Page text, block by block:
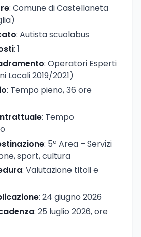
: Comune di Castellaneta
: Autista scuolabus
: 1
: Operatori Esperti
Locali 2019/2021)
: Tempo pieno, 36 ore
: Tempo
: 5ª Area – Servizi
sport, cultura
: Valutazione titoli e
: 24 giugno 2026
: 25 luglio 2026, ore